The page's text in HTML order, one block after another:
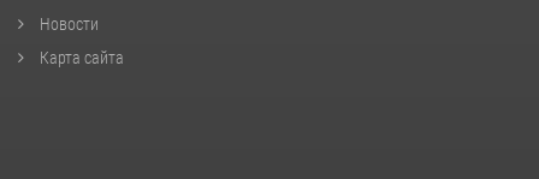
Новости
Карта сайта